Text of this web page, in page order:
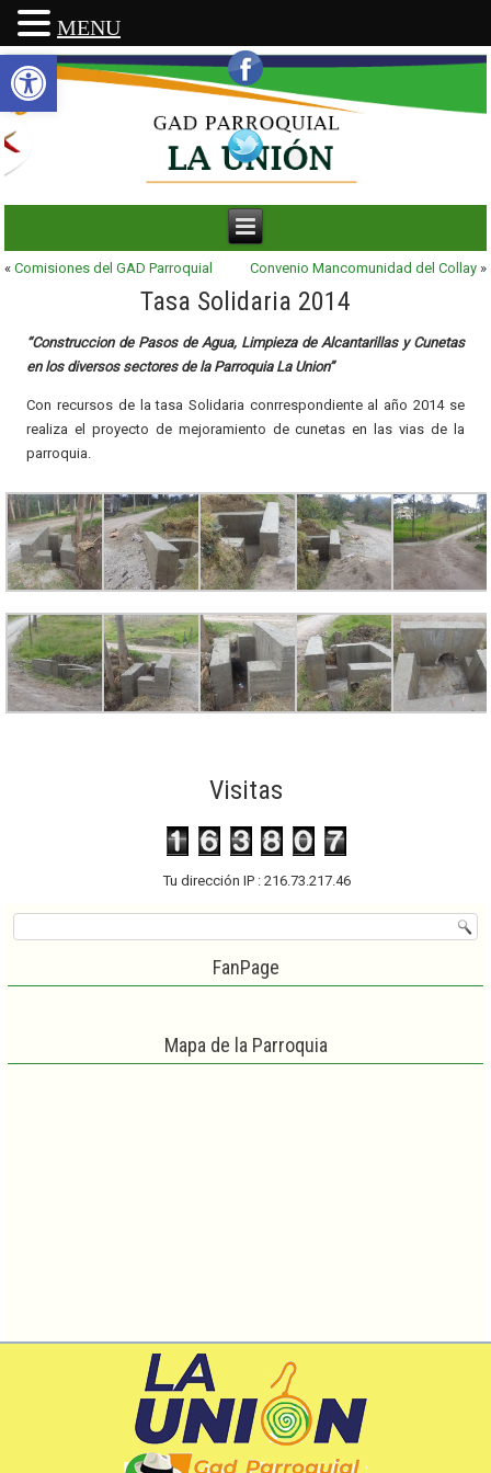
Abrir barra de herramientas
«Comisiones del GAD Parroquial Convenio Mancomunidad del Collay»
Tasa Solidaria 2014
“Construccion de Pasos de Agua, Limpieza de Alcantarillas y Cunetas
en los diversos sectores de la Parroquia La Union”
Con recursos de la tasa Solidaria conrrespondiente al año 2014 se
realiza el proyecto de mejoramiento de cunetas en las vias de la
parroquia.
Visitas
Tu dirección IP : 216.73.217.46
FanPage
Mapa de la Parroquia
MENU